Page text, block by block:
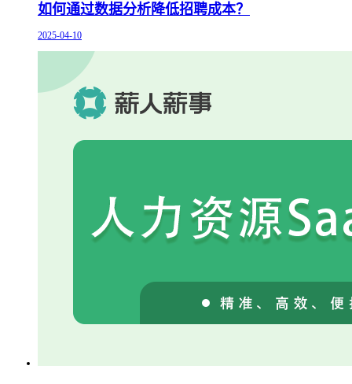
如何通过数据分析降低招聘成本？
2025-04-10